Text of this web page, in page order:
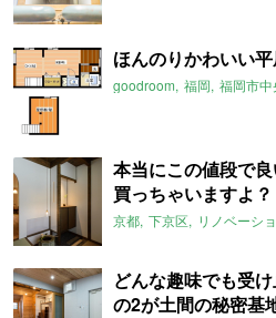
ほんのりかわいい平
goodroom 福岡 福岡市中
本当にこの値段で
買っちゃいますよ？
京都 下京区 リノベーシ
どんな趣味でも受
の2が土間の秘密基